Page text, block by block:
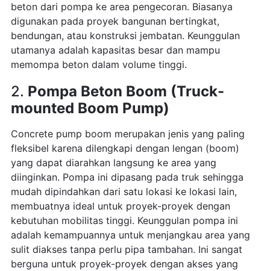
beton dari pompa ke area pengecoran. Biasanya
digunakan pada proyek bangunan bertingkat,
bendungan, atau konstruksi jembatan. Keunggulan
utamanya adalah kapasitas besar dan mampu
memompa beton dalam volume tinggi.
2. Pompa Beton Boom (Truck-
mounted Boom Pump)
Concrete pump boom merupakan jenis yang paling
fleksibel karena dilengkapi dengan lengan (boom)
yang dapat diarahkan langsung ke area yang
diinginkan. Pompa ini dipasang pada truk sehingga
mudah dipindahkan dari satu lokasi ke lokasi lain,
membuatnya ideal untuk proyek-proyek dengan
kebutuhan mobilitas tinggi. Keunggulan pompa ini
adalah kemampuannya untuk menjangkau area yang
sulit diakses tanpa perlu pipa tambahan. Ini sangat
berguna untuk proyek-proyek dengan akses yang